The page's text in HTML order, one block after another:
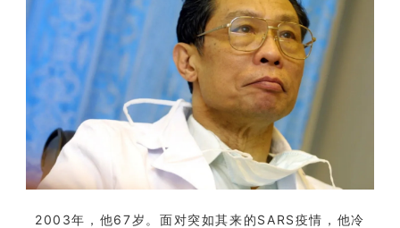
2003年，他67岁。面对突如其来的SARS疫情，他冷